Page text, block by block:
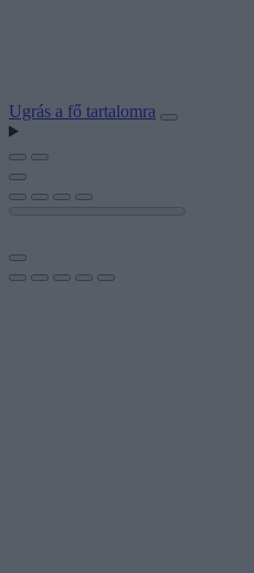
Ugrás a fő tartalomra